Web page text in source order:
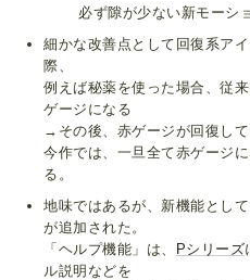
必ず隙が少ない新モーシ
細かな改善点として回復系ア
際、
例えば秘薬を使った場合、従
ゲージになる
→その後、赤ゲージが回復し
今作では、一旦全て赤ゲージ
る。
地味ではあるが、新機能とし
が追加された。
「ヘルプ機能」は、 Pシリーズ
ル説明などを